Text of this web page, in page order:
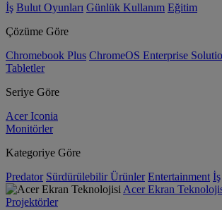
İş Bulut Oyunları Günlük Kullanım Eğitim
Çözüme Göre
Chromebook Plus ChromeOS Enterprise
Tabletler
Seriye Göre
Acer Iconia
Monitörler
Kategoriye Göre
Predator Sürdürülebilir Ürünler Entertainment İş
Acer Ekran
Projektörler